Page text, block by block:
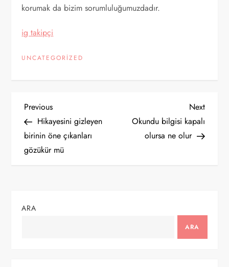
korumak da bizim sorumluluğumuzdadır.
ig takipçi
UNCATEGORIZED
Y
a
z
g
Previous
Post
Previous
Hikayesini gizleyen
birinin öne çıkanları
gözükür mü
Next
Post
Next
Okundu bilgisi kapalı
olursa ne olur
ARA
ARA